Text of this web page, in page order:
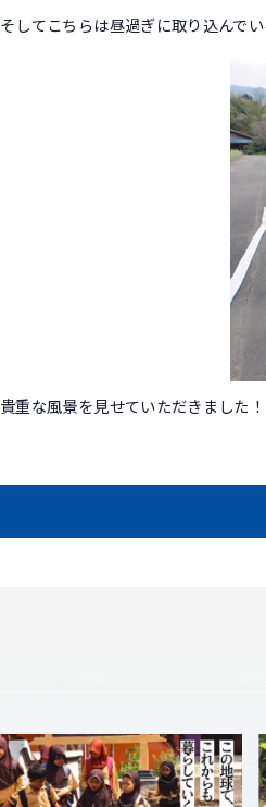
そしてこちらは昼過ぎに取り込んでい
貴重な風景を見せていただきました！